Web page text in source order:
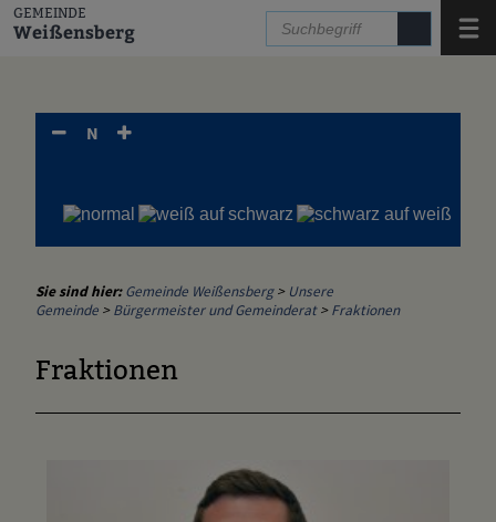
Zum Inhalt, zur Startseitespringen.
GEMEINDE
Weißensberg
N
Sie sind hier: Gemeinde Weißensberg> Unsere
Gemeinde >Bürgermeister und Gemeinderat>Fraktionen
Fraktionen